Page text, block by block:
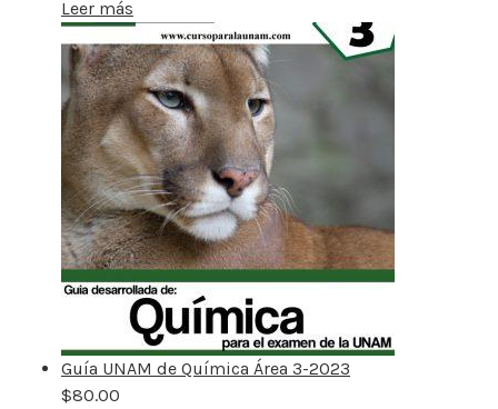
Leer más
Guía UNAM de Química Área 3-2023
$80.00